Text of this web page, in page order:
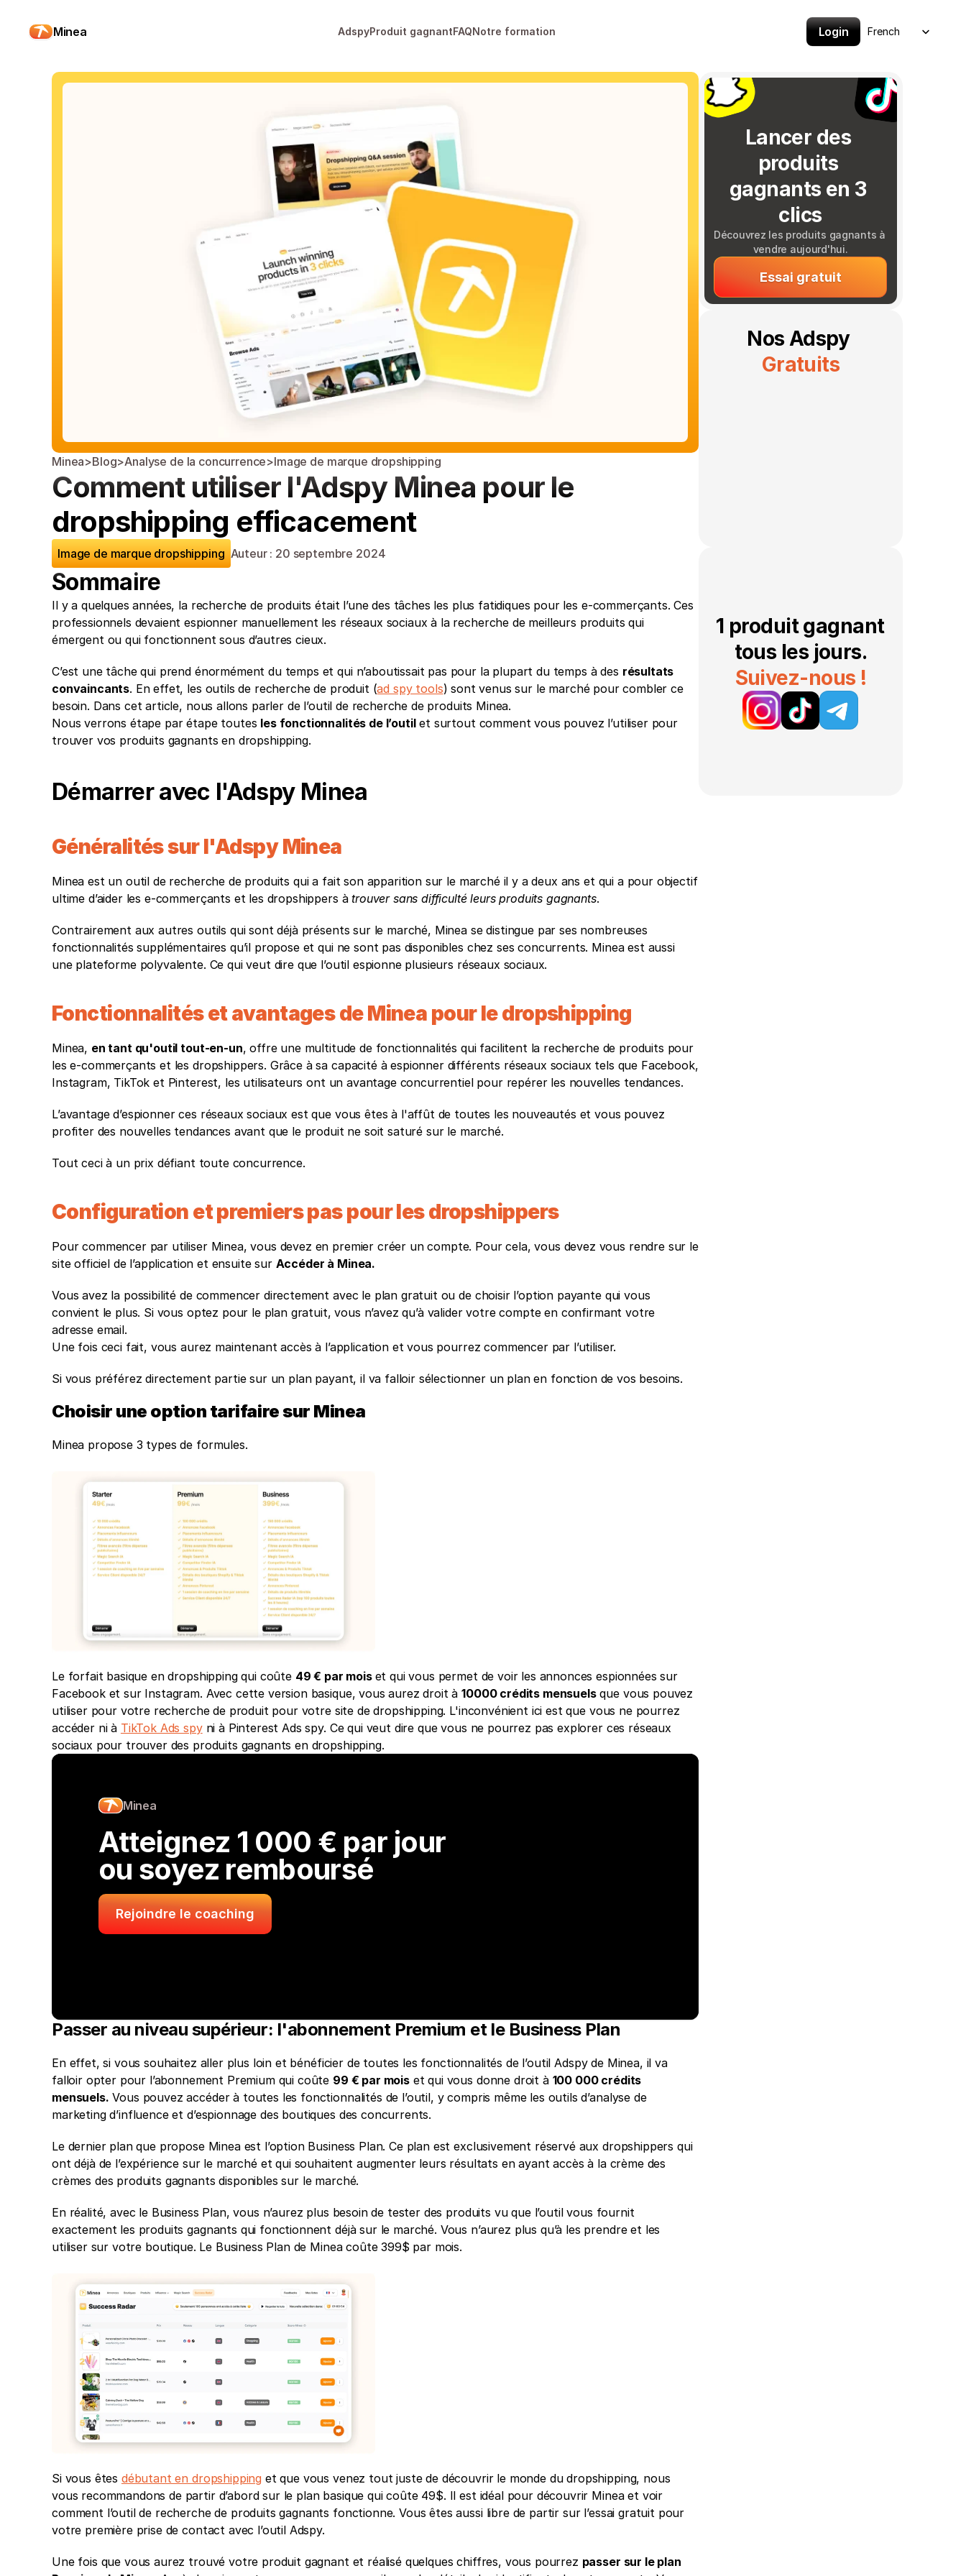
Minea AdspyProduit gagnantFAQNotre formation Login
Select Language
French
Minea>Blog>Analyse de la concurrence>Image de marque dropshipping
Comment utiliser l'Adspy Minea pour le
dropshipping efficacement
Image de marque dropshipping Auteur : 20 septembre 2024
Sommaire
Il y a quelques années, la recherche de produits était l’une des tâches les plus fatidiques pour les e-commerçants. Ces
professionnels devaient espionner manuellement les réseaux sociaux à la recherche de meilleurs produits qui
émergent ou qui fonctionnent sous d’autres cieux.
C’est une tâche qui prend énormément du temps et qui n’aboutissait pas pour la plupart du temps à des résultats
convaincants. En effet, les outils de recherche de produit (ad spy tools) sont venus sur le marché pour combler ce
besoin. Dans cet article, nous allons parler de l’outil de recherche de produits Minea.
Nous verrons étape par étape toutes les fonctionnalités de l’outil et surtout comment vous pouvez l’utiliser pour
trouver vos produits gagnants en dropshipping.
Démarrer avec l'Adspy Minea
Généralités sur l'Adspy Minea
Minea est un outil de recherche de produits qui a fait son apparition sur le marché il y a deux ans et qui a pour objectif
ultime d’aider les e-commerçants et les dropshippers à trouver sans difficulté leurs produits gagnants.
Contrairement aux autres outils qui sont déjà présents sur le marché, Minea se distingue par ses nombreuses
fonctionnalités supplémentaires qu’il propose et qui ne sont pas disponibles chez ses concurrents. Minea est aussi
une plateforme polyvalente. Ce qui veut dire que l’outil espionne plusieurs réseaux sociaux.
Fonctionnalités et avantages de Minea pour le dropshipping
Minea, en tant qu'outil tout-en-un, offre une multitude de fonctionnalités qui facilitent la recherche de produits pour
les e-commerçants et les dropshippers. Grâce à sa capacité à espionner différents réseaux sociaux tels que Facebook,
Instagram, TikTok et Pinterest, les utilisateurs ont un avantage concurrentiel pour repérer les nouvelles tendances.
L’avantage d’espionner ces réseaux sociaux est que vous êtes à l'affût de toutes les nouveautés et vous pouvez
profiter des nouvelles tendances avant que le produit ne soit saturé sur le marché.
Tout ceci à un prix défiant toute concurrence.
Configuration et premiers pas pour les dropshippers
Pour commencer par utiliser Minea, vous devez en premier créer un compte. Pour cela, vous devez vous rendre sur le
site officiel de l’application et ensuite sur Accéder à Minea.
Vous avez la possibilité de commencer directement avec le plan gratuit ou de choisir l’option payante qui vous
convient le plus. Si vous optez pour le plan gratuit, vous n’avez qu’à valider votre compte en confirmant votre
adresse email.
Une fois ceci fait, vous aurez maintenant accès à l’application et vous pourrez commencer par l’utiliser.
Si vous préférez directement partie sur un plan payant, il va falloir sélectionner un plan en fonction de vos besoins.
Choisir une option tarifaire sur Minea
Minea propose 3 types de formules.
Le forfait basique en dropshipping qui coûte 49 € par mois et qui vous permet de voir les annonces espionnées sur
Facebook et sur Instagram. Avec cette version basique, vous aurez droit à 10000 crédits mensuels que vous pouvez
utiliser pour votre recherche de produit pour votre site de dropshipping. L'inconvénient ici est que vous ne pourrez
accéder ni à TikTok Ads spy ni à Pinterest Ads spy. Ce qui veut dire que vous ne pourrez pas explorer ces réseaux
sociaux pour trouver des produits gagnants en dropshipping.
Minea
Atteignez 1 000 € par jour
ou soyez remboursé
Rejoindre le coaching
Passer au niveau supérieur: l'abonnement Premium et le Business Plan
En effet, si vous souhaitez aller plus loin et bénéficier de toutes les fonctionnalités de l’outil Adspy de Minea, il va
falloir opter pour l’abonnement Premium qui coûte 99 € par mois et qui vous donne droit à 100 000 crédits
mensuels. Vous pouvez accéder à toutes les fonctionnalités de l’outil, y compris même les outils d’analyse de
marketing d’influence et d’espionnage des boutiques des concurrents.
Le dernier plan que propose Minea est l’option Business Plan. Ce plan est exclusivement réservé aux dropshippers qui
ont déjà de l’expérience sur le marché et qui souhaitent augmenter leurs résultats en ayant accès à la crème des
crèmes des produits gagnants disponibles sur le marché.
En réalité, avec le Business Plan, vous n’aurez plus besoin de tester des produits vu que l’outil vous fournit
exactement les produits gagnants qui fonctionnent déjà sur le marché. Vous n’aurez plus qu’à les prendre et les
utiliser sur votre boutique. Le Business Plan de Minea coûte 399$ par mois.
Si vous êtes débutant en dropshipping et que vous venez tout juste de découvrir le monde du dropshipping, nous
vous recommandons de partir d’abord sur le plan basique qui coûte 49$. Il est idéal pour découvrir Minea et voir
comment l’outil de recherche de produits gagnants fonctionne. Vous êtes aussi libre de partir sur l’essai gratuit pour
votre première prise de contact avec l’outil Adspy.
Une fois que vous aurez trouvé votre produit gagnant et réalisé quelques chiffres, vous pourrez passer sur le plan
Lancer des
produits
gagnants en 3
clics
Découvrez les produits gagnants à
vendre aujourd'hui.
Essai gratuit
Nos Adspy
Gratuits
1 produit gagnant
tous les jours.
Suivez-nous !